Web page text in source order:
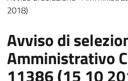
2018)
Avviso di
Amministrativo